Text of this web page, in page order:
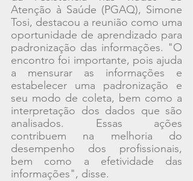
Atenção à Saúde (PGAQ), Simone
Tosi, destacou a reunião como uma
oportunidade de aprendizado para
padronização das informações. "O
encontro foi importante, pois ajuda
a mensurar as informações e
estabelecer uma padronização e
seu modo de coleta, bem como a
interpretação dos dados que são
analisados. Essas ações
contribuem na melhoria do
desempenho dos profissionais,
bem como a efetividade das
informações", disse.